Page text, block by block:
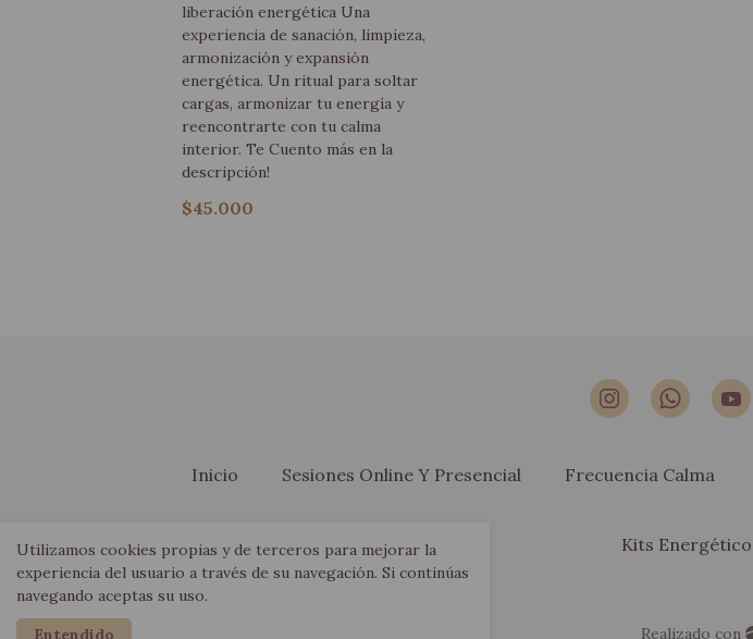
liberación energética Una
experiencia de sanación, limpieza,
armonización y expansión
energética. Un ritual para soltar
cargas, armonizar tu energía y
reencontrarte con tu calma
interior. Te Cuento más en la
descripción!
$45.000
Inicio Sesiones Online Y Presencial Frecuencia Calma
Kits
Realizado con
Utilizamos cookies propias y de terceros para mejorar la
experiencia del usuario a través de su navegación. Si continúas
navegando aceptas su uso.
Entendido